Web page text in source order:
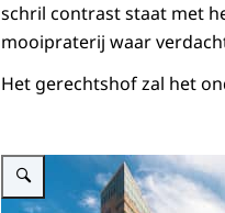
schril contrast staat met
mooipraterij waar
Het gerechtshof zal het
Vergroot afbeelding alt=""